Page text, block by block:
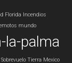
Florida Incendios
mundo
la-palma
Sobrevuelo Tierra Mexico